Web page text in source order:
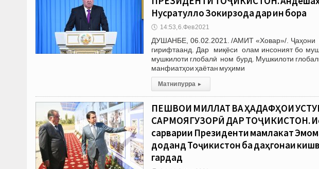
Нусратулло Зокирзода дар ин бора
🕔 14:53, 6.Фев 2021
ДУШАНБЕ, 06.02.2021. /АМИТ «Ховар»/.
гирифтаанд. Дар миқёси олам инсоният бо
мушкилоти глобалӣ ном бурд. Мушкилоти
манфиатҳои ҳаётан муҳими
Матни пурра ▸
ПЕШВОИ МИЛЛАТ ВА ҲАДАФҲОИ
САРМОЯГУЗОРӢ ДАР ТОҶИКИСТОН.
сарварии Президенти мамлакат
доданд Тоҷикистон ба даҳгонаи
гардад